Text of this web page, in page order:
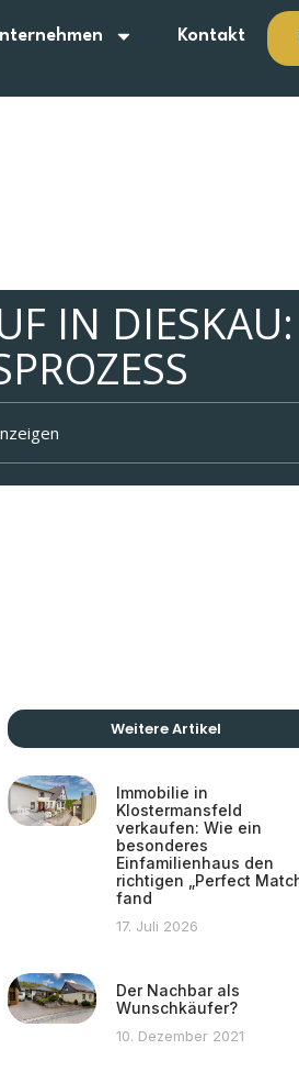
Kontakt
IN
Weitere Artikel
Immobilie in
Klostermansfeld
verkaufen: Wie ein
besonderes
Einfamilienhaus den
richtigen „Perfect
fand
17. Juli 2026
Der Nachbar als
Wunschkäufer?
10. Dezember 2021